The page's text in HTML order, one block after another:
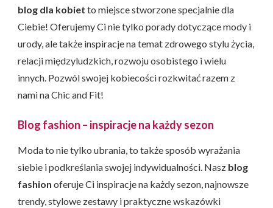
blog dla kobiet to miejsce stworzone specjalnie dla
Ciebie! Oferujemy Ci nie tylko porady dotyczące mody i
urody, ale także inspiracje na temat zdrowego stylu życia,
relacji międzyludzkich, rozwoju osobistego i wielu
innych. Pozwól swojej kobiecości rozkwitać razem z
nami na Chic and Fit!
Blog fashion – inspiracje na każdy sezon
Moda to nie tylko ubrania, to także sposób wyrażania
siebie i podkreślania swojej indywidualności. Nasz blog
fashion oferuje Ci inspiracje na każdy sezon, najnowsze
trendy, stylowe zestawy i praktyczne wskazówki